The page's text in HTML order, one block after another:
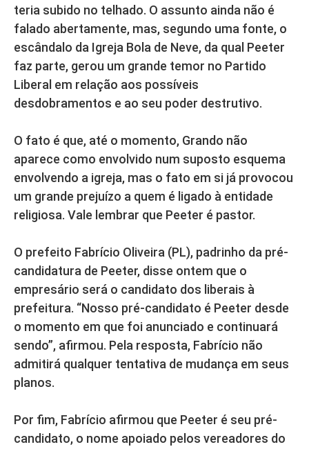
teria subido no telhado. O assunto ainda não é
falado abertamente, mas, segundo uma fonte, o
escândalo da Igreja Bola de Neve, da qual Peeter
faz parte, gerou um grande temor no Partido
Liberal em relação aos possíveis
desdobramentos e ao seu poder destrutivo.
O fato é que, até o momento, Grando não
aparece como envolvido num suposto esquema
envolvendo a igreja, mas o fato em si já provocou
um grande prejuízo a quem é ligado à entidade
religiosa. Vale lembrar que Peeter é pastor.
O prefeito Fabrício Oliveira (PL), padrinho da pré-
candidatura de Peeter, disse ontem que o
empresário será o candidato dos liberais à
prefeitura. “Nosso pré-candidato é Peeter desde
o momento em que foi anunciado e continuará
sendo”, afirmou. Pela resposta, Fabrício não
admitirá qualquer tentativa de mudança em seus
planos.
Por fim, Fabrício afirmou que Peeter é seu pré-
candidato, o nome apoiado pelos vereadores do